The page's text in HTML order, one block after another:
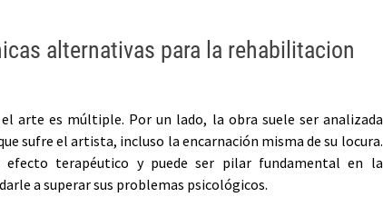
alternativas para la rehabilitacion
arte es múltiple. Por un lado, la obra suele ser analizada
sufre el artista, incluso la encarnación misma de su locura.
terapéutico y puede ser pilar fundamental en la
a superar sus problemas psicológicos.